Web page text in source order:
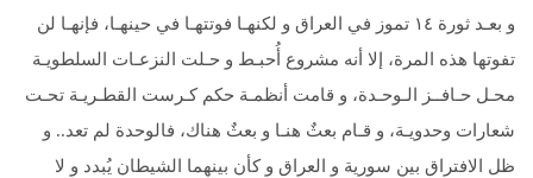
و بعـد ثورة ١٤ تموز في العراق و لكنهـا فوتتهـا في حينهـا، فإنهـا لن
تفوتها هذه المرة، إلا أنه مشروع أُحبـط و حـلت النزعـات السلطويـة
محـل حـافــز الـوحـدة، و قامت أنظمـة حكم كـرست القطـريـة تحـت
شعارات وحدويـة، و قـام بعثٌ هنـا و بعثٌ هناك، فالوحدة لم تعد.. و
ظل الافتراق بین سورية و العراق و كأن بينهما الشيطان يُبدد و لا